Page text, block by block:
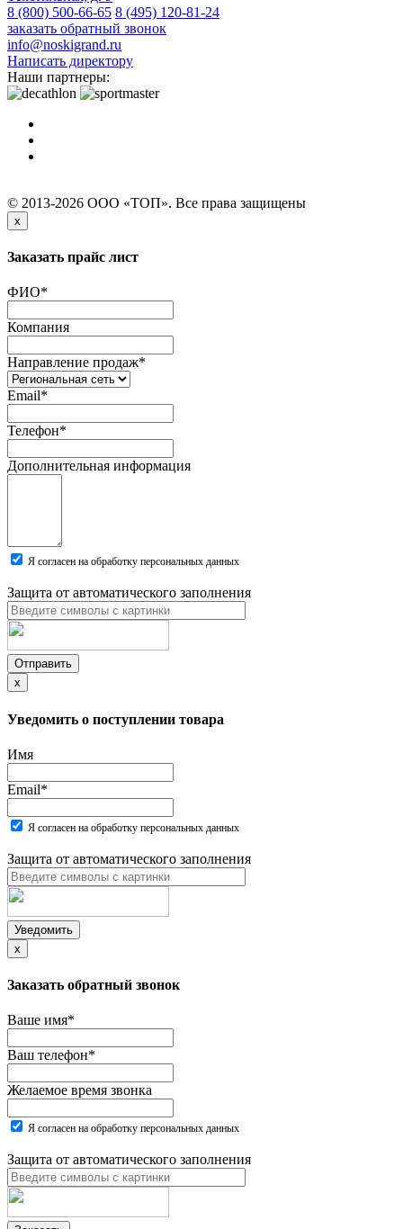
8 (800) 500-66-65 8 (495) 120-81-24
заказать обратный звонок
info@noskigrand.ru
Написать директору
Наши партнеры:
© 2013-2026 ООО «ТОП». Все права защищены
x
Заказать прайс лист
ФИО*
Компания
Направление продаж*
Email*
Телефон*
Дополнительная информация
Я согласен на обработку персональных данных
Защита от автоматического заполнения
Отправить
x
Уведомить о поступлении товара
Имя
Email*
Я согласен на обработку персональных данных
Защита от автоматического заполнения
Уведомить
x
Заказать обратный звонок
Ваше имя*
Ваш телефон*
Желаемое время звонка
Я согласен на обработку персональных данных
Защита от автоматического заполнения